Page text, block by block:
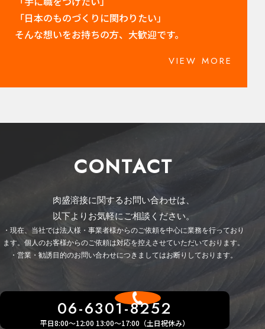
「日本のものづくりに関わりたい」
そんな想いをお持ちの方、大歓迎です。
VIEW MORE
CONTACT
肉盛溶接に関するお問い合わせは、
以下よりお気軽にご相談ください。
・現在、当社では法人様・事業者様からのご依頼を中心に業務を行っており
ます。個人のお客様からのご依頼は対応を控えさせていただいております。
・営業・勧誘目的のお問い合わせにつきましてはお断りしております。
06-6301-8252
平日8:00～12:00 13:00～17:00（土日祝休み）